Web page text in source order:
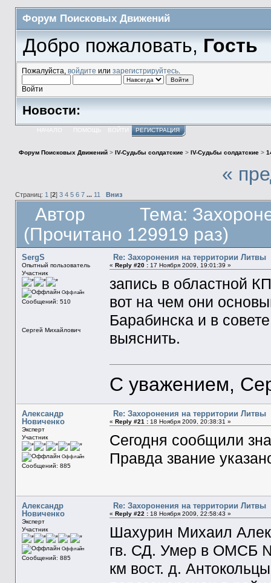
Форум Поисковых Движений
Добро пожаловать,Гость
Пожалуйста, войдите или зарегистрируйтесь.
Войти
Новости:
НАЧАЛО ПОМОЩЬ ВОЙТИ РЕГИСТРАЦИЯ
Форум Поисковых Движений> IV-Судьбы солдатские> IV-Судьбы солдатские>
«
Страниц: 1 [2] 3 4 5 6 7 ... 11 Вниз
Автор
Тема:
(Прочитано 129919 раз)
SergS
Опытный пользователь
Участник
Оффлайн
Сообщений: 510
Сергей Михайлович
Re: Захоронения на территории Литвы
« Reply #20 :17 Ноября 2009, 19:01:39 »
запись в областной
вот на чем они
Барабинска и в
выяснить.
С уважением,
Александр
Новиченко
Эксперт
Участник
Оффлайн
Сообщений: 885
Re: Захоронения на территории Литвы
« Reply #21 :18 Ноября 2009, 20:38:31 »
Сегодня сообщили
Правда звание
Александр
Новиченко
Эксперт
Участник
Оффлайн
Сообщений: 885
Re: Захоронения на территории Литвы
« Reply #22 :18 Ноября 2009, 22:58:43 »
Шахурин Михаил
гв. СД. Умер в ОМСБ №
км вост. д.